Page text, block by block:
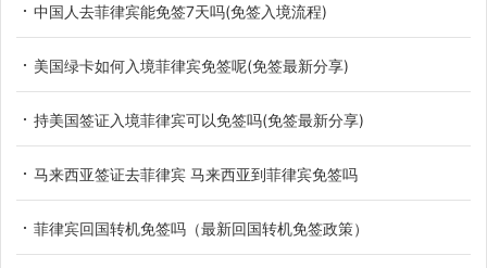
中国人去菲律宾能免签7天吗(免签入境流程)
美国绿卡如何入境菲律宾免签呢(免签最新分享)
持美国签证入境菲律宾可以免签吗(免签最新分享)
马来西亚签证去菲律宾 马来西亚到菲律宾免签吗
菲律宾回国转机免签吗（最新回国转机免签政策）